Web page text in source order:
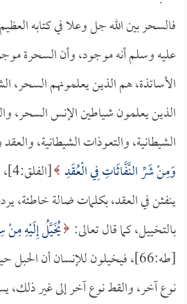
فالسحر بين الله جل وعلا في كتابه
عليه وسلم أنه موجود، وأن السحرة
الأساتذة، هم الذين يعلمونهم السحر،
الذين يعلمون شياطين الإنس السحر،
الشيطانية، والتعوذات الشيطانية،
وَمِنْ شَرِّ النَّفَّاثَاتِ فِي الْعُقَدِ
ينفثن في العقد، بكلمات ضالة خاطئة،
بالتخييل، كما قال تعالى: يُخَيَّلُ إِلَيْهِ
[طه:66]، فيخيلون للإنسان أن
نوع آخر، والقط نوع آخر إلى غير ذلك،